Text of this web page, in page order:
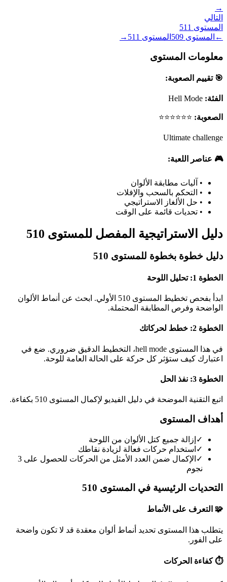
→
التالي
المستوى 511
← المستوى 509 المستوى 511
→
معلومات المستوى
🎯 تقييم الصعوبة:
الفئة: Hell Mode
الصعوبة: ⭐⭐⭐⭐⭐⭐
Ultimate challenge
🎮 عناصر اللعبة:
• آليات مطابقة الألوان
• التحكم بالسحب والإفلات
• حل الألغاز الاستراتيجي
• تحديات قائمة على الوقت
دليل الاستراتيجية المفصل للمستوى 510
دليل خطوة بخطوة للمستوى 510
الخطوة 1: تحليل اللوحة
ابدأ بفحص تخطيط المستوى 510 الأولي. ابحث عن أنماط الألوان
الواضحة وفرص المطابقة المحتملة.
الخطوة 2: خطط لحركاتك
في هذا المستوى hell mode، التخطيط الدقيق ضروري. ضع في
اعتبارك كيف ستؤثر كل حركة على الحالة العامة للوحة.
الخطوة 3: نفذ الحل
اتبع التقنية الموضحة في دليل الفيديو لإكمال المستوى 510 بكفاءة.
أهداف المستوى
✓ إزالة جميع كتل الألوان من اللوحة
✓ استخدام حركات فعالة لزيادة نقاطك
✓
الإكمال ضمن العدد الأمثل من الحركات للحصول على 3
نجوم
التحديات الرئيسية في المستوى 510
🧩 التعرف على الأنماط
يتطلب هذا المستوى تحديد أنماط ألوان معقدة قد لا تكون واضحة
على الفور.
⏱️ كفاءة الحركات